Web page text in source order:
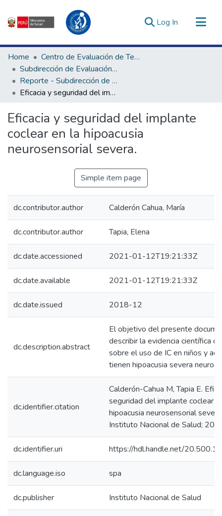
Log In (current)
Communities & Collections
All of DSpace
Statistics
Estadísticas Externas
Enlaces de interés ▾
Home
Centro de Evaluación de Tecnologías en Salud
Subdirección de Evaluación de Tecnologías Sanitarias
Reporte - Subdirección de Evaluación de Tecnologías Sanitarias
Eficacia y seguridad del implante coclear en la hipoacusia neurosensorial severa.
Eficacia y seguridad del implante
coclear en la hipoacusia
neurosensorial severa.
Simple item page
dc.contributor.author Calderón Cahua, María
dc.contributor.author Tapia, Elena
dc.date.accessioned 2021-01-12T19:21:33Z
dc.date.available 2021-01-12T19:21:33Z
dc.date.issued 2018-12
dc.description.abstract
El objetivo del presente
describir la evidencia científica
sobre el uso de IC en niños y
tienen hipoacusia severa
dc.identifier.citation
Calderón-Cahua M, Tapia E.
seguridad del implante coclear
hipoacusia neurosensorial
Instituto Nacional de Salud;
dc.identifier.uri https://hdl.handle.net/
dc.language.iso spa
dc.publisher Instituto Nacional de Salud